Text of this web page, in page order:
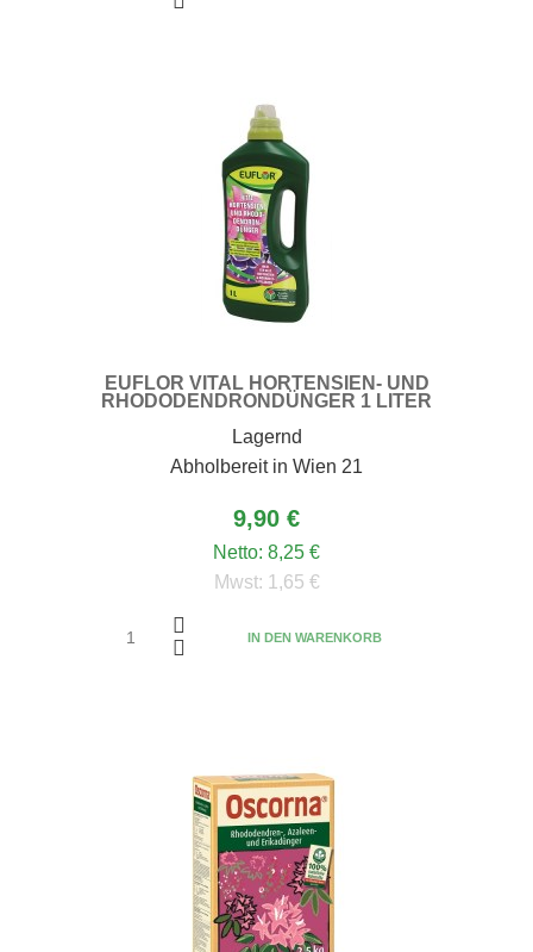
EUFLOR VITAL HORTENSIEN- UND
RHODODENDRONDÜNGER 1 LITER
Lagernd
Abholbereit in Wien 21
9,90 €
Netto: 8,25 €
Mwst: 1,65 €
IN DEN WARENKORB